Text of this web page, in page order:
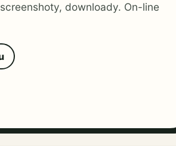
downloady. On-line